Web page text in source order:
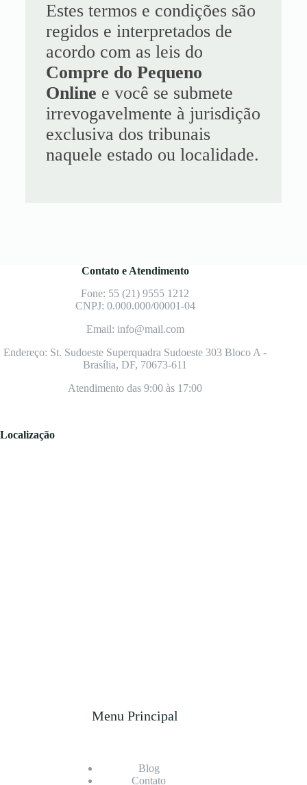
Estes termos e condições são
regidos e interpretados de
acordo com as leis do
Compre do Pequeno
Online e você se submete
irrevogavelmente à jurisdição
exclusiva dos tribunais
naquele estado ou localidade.
Contato e Atendimento
Fone: 55 (21) 9555 1212
CNPJ: 0.000.000/00001-04
Email: info@mail.com
Endereço: St. Sudoeste Superquadra Sudoeste 303 Bloco A -
Brasília, DF, 70673-611
Atendimento das 9:00 às 17:00
Localização
Menu Principal
Blog
Contato